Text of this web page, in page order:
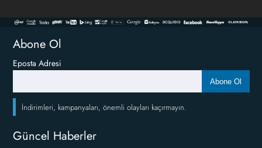
Abone Ol
Eposta Adresi
Abone Ol
İndirimleri, kampanyaları, önemli olayları kaçırmayın.
Güncel Haberler